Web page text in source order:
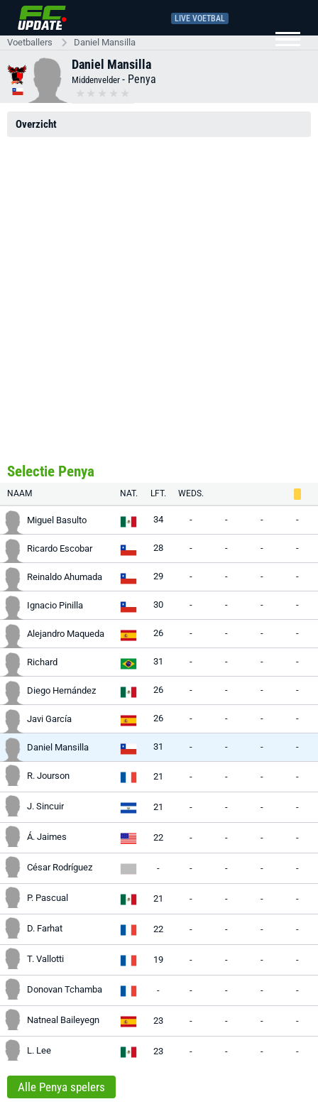
LIVE VOETBAL
Voetballers Daniel Mansilla
Daniel Mansilla
Middenvelder - Penya
Overzicht
Selectie Penya
NAAM NAT. LFT. WEDS.
Miguel Basulto 34 - - - -
Ricardo Escobar 28 - - - -
Reinaldo Ahumada 29 - - - -
Ignacio Pinilla 30 - - - -
Alejandro Maqueda 26 - - - -
Richard 31 - - - -
Diego Hernández 26 - - - -
Javi García 26 - - - -
Daniel Mansilla 31 - - - -
R. Jourson 21 - - - -
J. Sincuir 21 - - - -
Á. Jaimes 22 - - - -
César Rodríguez - - - - -
P. Pascual 21 - - - -
D. Farhat 22 - - - -
T. Vallotti 19 - - - -
Donovan Tchamba - - - - -
Natneal Baileyegn 23 - - - -
L. Lee 23 - - - -
Alle Penya spelers